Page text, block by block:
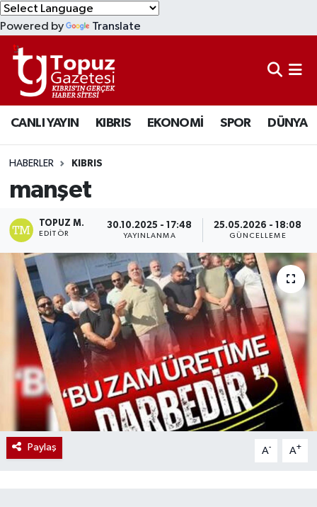
Powered by Translate
CANLI YAYIN KIBRIS EKONOMİ SPOR DÜNYA
HABERLER KIBRIS
manşet
TOPUZ M.
EDITÖR
30.10.2025 - 17:48
YAYINLANMA
25.05.2026 - 18:08
GÜNCELLEME
Paylaş A- A+
KIBRIS
DÜNYA
EKONOMİ
MAGAZİN
SAĞLIK
SPOR
TEKNOLOJİ
TÜRKİYE
Lefkoşa Nöbetçi Eczaneler
Lefkoşa Hava Durumu
Lefkoşa Trafik Yoğunluk Haritası
Süper Lig Puan Durumu ve Fikstür
Tüm Manşetler
Son Dakika Haberleri
Haber Arşivi